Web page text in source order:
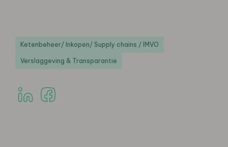
Ketenbeheer/ Inkopen/ Supply chains / IMVO
Verslaggeving & Transparantie